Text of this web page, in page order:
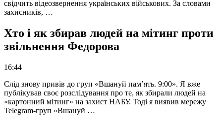
свідчить відеозвернення українських військових. За словами
захисників, …
Хто і як збирав людей на мітинг проти
звільнення Федорова
16:44
Слід знову привів до груп «Вшануй пам’ять. 9:00». Я вже
публікував своє розслідування про те, як збирали людей на
«картонний мітинг» на захист НАБУ. Тоді я виявив мережу
Telegram-груп «Вшануй …